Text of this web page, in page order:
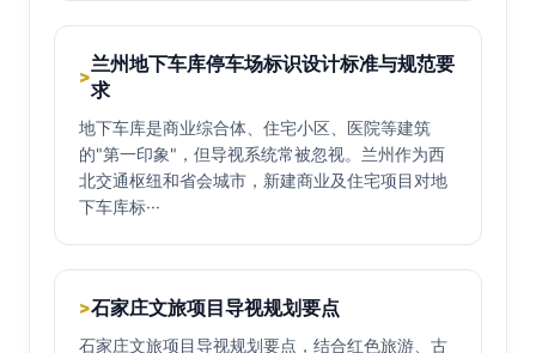
>
兰州地下车库停车场标识设计标准与规范要
求
地下车库是商业综合体、住宅小区、医院等建筑
的"第一印象"，但导视系统常被忽视。兰州作为西
北交通枢纽和省会城市，新建商业及住宅项目对地
下车库标···
>石家庄文旅项目导视规划要点
石家庄文旅项目导视规划要点，结合红色旅游、古